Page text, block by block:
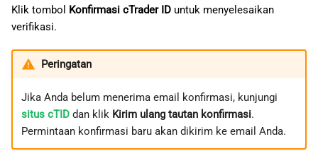
Klik tombol Konfirmasi cTrader ID untuk menyelesaikan
verifikasi.
Peringatan
Jika Anda belum menerima email konfirmasi, kunjungi
situs cTIDdan klik Kirim ulang tautan konfirmasi.
Permintaan konfirmasi baru akan dikirim ke email Anda.